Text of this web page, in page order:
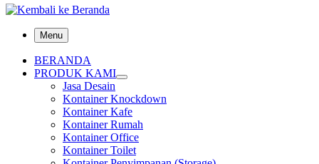
Menu
BERANDA
PRODUK KAMI
Jasa Desain
Kontainer Knockdown
Kontainer Kafe
Kontainer Rumah
Kontainer Office
Kontainer Toilet